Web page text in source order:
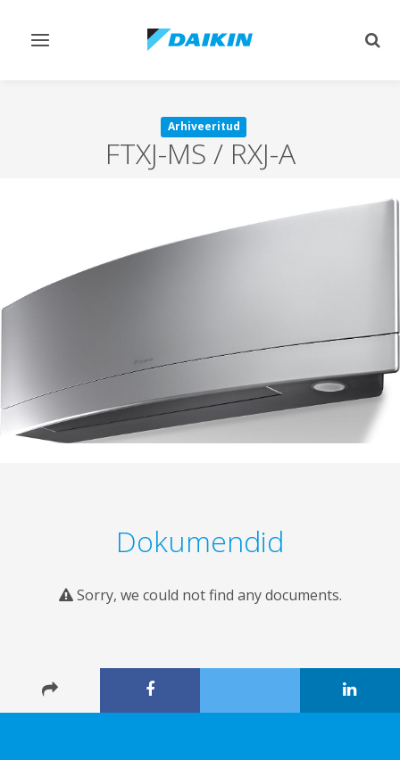
Lülitage
Arhiveeritud
FTXJ-MS / RXJ-A
Dokumendid
Sorry, we could not find any documents.